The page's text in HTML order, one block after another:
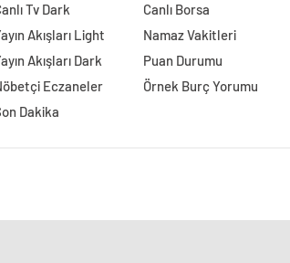
Tv Dark
Akışları Light
Akışları Dark
Eczaneler
Dakika
Canlı Borsa
Namaz Vakitleri
Puan Durumu
Örnek Burç Yorumu